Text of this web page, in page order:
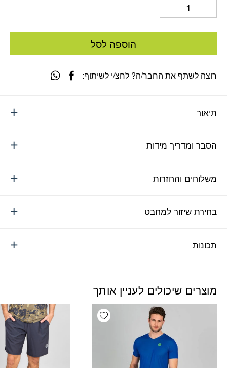
הוספה לסל
תיאור
הסבר ומדריך מידות
משלוחים והחזרות
בחירת שיזור למחבט
תכונות
רוצה לשתף את החבר/ה? לחצ/י לשיתוף:
מוצרים שיכולים לעניין אותך
Add wishlist